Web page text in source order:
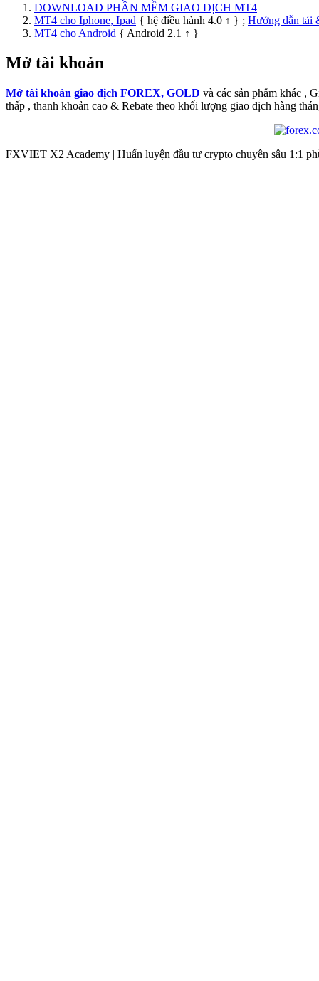
DOWNLOAD PHẦN MỀM GIAO DỊCH MT4
MT4 cho Iphone, Ipad { hệ điều hành 4.0 ↑ } ; Hướng dẫn tải
MT4 cho Android { Android 2.1 ↑ }
Mở tài khoản
Mở tài khoản giao dịch FOREX, GOLD và các sản phẩm khác ,
thấp , thanh khoản cao & Rebate theo khối lượng giao dịch hàng
FXVIET X2 Academy | Huấn luyện đầu tư crypto chuyên sâu 1:1